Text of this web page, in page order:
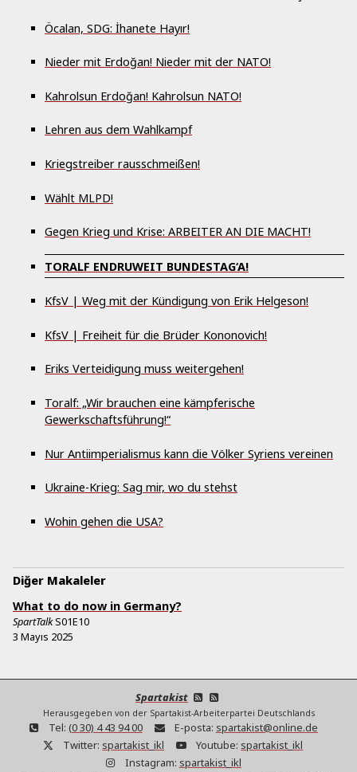
Öcalan, SDG: İhanete Hayır!
Nieder mit Erdoğan! Nieder mit der NATO!
Kahrolsun Erdoğan! Kahrolsun NATO!
Lehren aus dem Wahlkampf
Kriegstreiber rausschmeißen!
Wählt MLPD!
Gegen Krieg und Krise: ARBEITER AN DIE MACHT!
TORALF ENDRUWEIT BUNDESTAG‘A!
KfsV | Weg mit der Kündigung von Erik Helgeson!
KfsV | Freiheit für die Brüder Kononovich!
Eriks Verteidigung muss weitergehen!
Toralf: „Wir brauchen eine kämpferische
Gewerkschaftsführung!“
Nur Antiimperialismus kann die Völker Syriens vereinen
Ukraine-Krieg: Sag mir, wo du stehst
Wohin gehen die USA?
Diğer Makaleler
What to do now in Germany?
SpartTalkS01E10
3 Mayıs 2025
Spartakist
Herausgegeben von der Spartakist-Arbeiterpartei Deutschlands
Tel: (0 30) 4 43 94 00 E-posta: spartakist@online.de
Twitter: spartakist_ikl Youtube: spartakist_ikl
Instagram: spartakist_ikl